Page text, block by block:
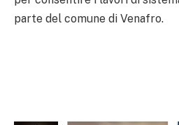
parte del comune di Venafro.